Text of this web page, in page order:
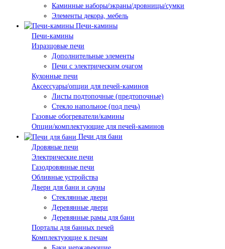
Каминные наборы/экраны/дровницы/сумки
Элементы декора, мебель
Печи-камины
Печи-камины
Изразцовые печи
Дополнительные элементы
Печи с электрическим очагом
Кухонные печи
Аксессуары/опции для печей-каминов
Листы подтопочные (предтопочные)
Стекло напольное (под печь)
Газовые обогреватели/камины
Опции/комплектующие для печей-каминов
Печи для бани
Дровяные печи
Электрические печи
Газодровянные печи
Обливные устройства
Двери для бани и сауны
Стеклянные двери
Деревянные двери
Деревянные рамы для бани
Порталы для банных печей
Комплектующие к печам